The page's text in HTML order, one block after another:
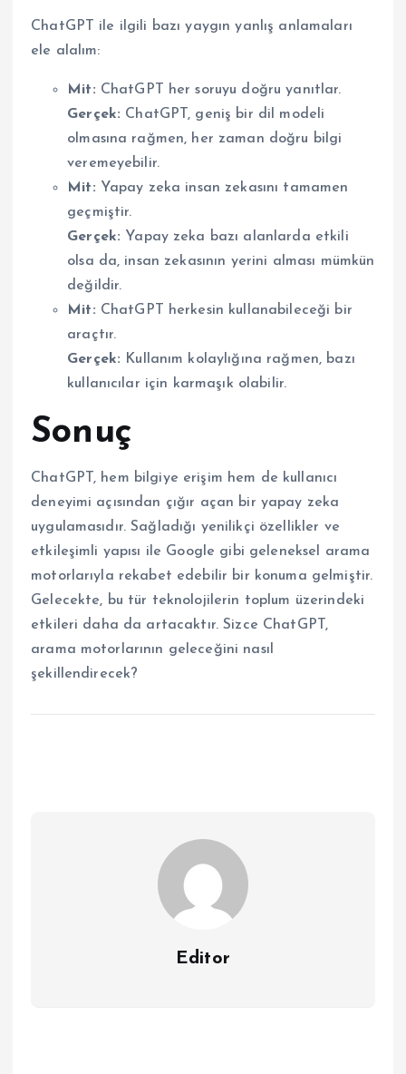
ChatGPT ile ilgili bazı yaygın yanlış anlamaları
ele alalım:
Mit: ChatGPT her soruyu doğru yanıtlar.
Gerçek: ChatGPT, geniş bir dil modeli
olmasına rağmen, her zaman doğru bilgi
veremeyebilir.
Mit: Yapay zeka insan zekasını tamamen
geçmiştir.
Gerçek: Yapay zeka bazı alanlarda etkili
olsa da, insan zekasının yerini alması mümkün
değildir.
Mit: ChatGPT herkesin kullanabileceği bir
araçtır.
Gerçek: Kullanım kolaylığına rağmen, bazı
kullanıcılar için karmaşık olabilir.
Sonuç
ChatGPT, hem bilgiye erişim hem de kullanıcı
deneyimi açısından çığır açan bir yapay zeka
uygulamasıdır. Sağladığı yenilikçi özellikler ve
etkileşimli yapısı ile Google gibi geleneksel arama
motorlarıyla rekabet edebilir bir konuma gelmiştir.
Gelecekte, bu tür teknolojilerin toplum üzerindeki
etkileri daha da artacaktır. Sizce ChatGPT,
arama motorlarının geleceğini nasıl
şekillendirecek?
Editor